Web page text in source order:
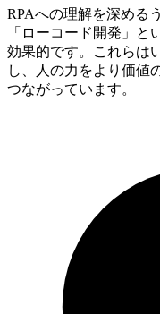
RPAへの理解を深める
「ローコード開発」と
効果的です。これらは
し、人の力をより価値
つながっています。